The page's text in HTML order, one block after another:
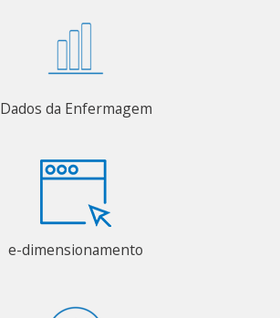
Dados da Enfermagem
e-dimensionamento